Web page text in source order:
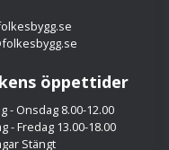
öppettider
- Onsdag 8.00-12.00
- Fredag 13.00-18.00
Stängt